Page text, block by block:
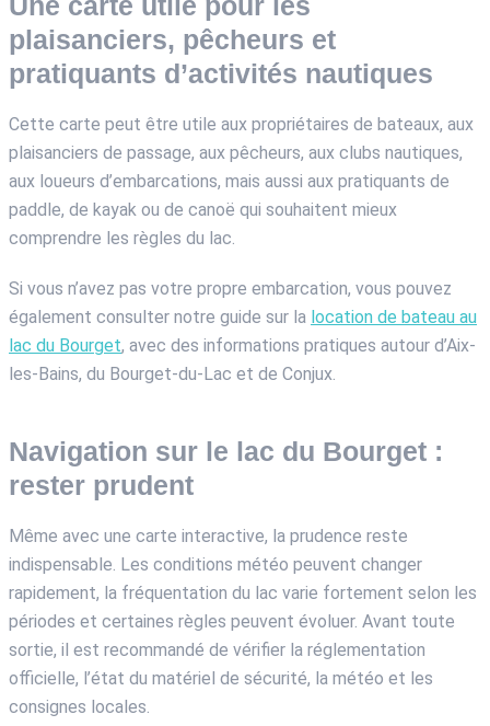
plaisanciers, pêcheurs et
pratiquants d’activités nautiques
Cette carte peut être utile aux propriétaires de bateaux, aux
plaisanciers de passage, aux pêcheurs, aux clubs nautiques,
aux loueurs d’embarcations, mais aussi aux pratiquants de
paddle, de kayak ou de canoë qui souhaitent mieux
comprendre les règles du lac.
Si vous n’avez pas votre propre embarcation, vous pouvez
également consulter notre guide sur la location de bateau au
lac du Bourget, avec des informations pratiques autour d’Aix-
les-Bains, du Bourget-du-Lac et de Conjux.
Navigation sur le lac du Bourget :
rester prudent
Même avec une carte interactive, la prudence reste
indispensable. Les conditions météo peuvent changer
rapidement, la fréquentation du lac varie fortement selon les
périodes et certaines règles peuvent évoluer. Avant toute
sortie, il est recommandé de vérifier la réglementation
officielle, l’état du matériel de sécurité, la météo et les
consignes locales.